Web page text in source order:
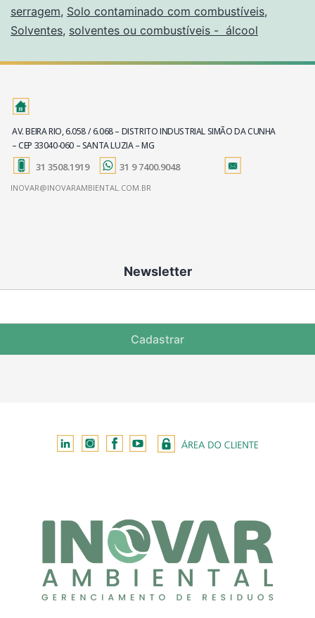
serragem, Solo contaminado com combustíveis,
Solventes, solventes ou combustíveis - álcool
AV. BEIRA RIO, 6.058 / 6.068 – DISTRITO INDUSTRIAL SIMÃO DA CUNHA
– CEP 33040-060 – SANTA LUZIA – MG
31 3508.1919 31 9 7400.9048
INOVAR@INOVARAMBIENTAL.COM.BR
Newsletter
Cadastrar